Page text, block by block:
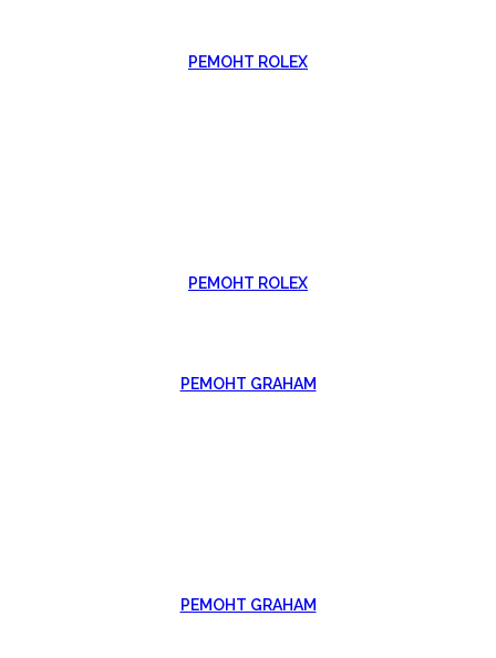
РЕМОНТ ROLEX
РЕМОНТ ROLEX
РЕМОНТ GRAHAM
РЕМОНТ GRAHAM